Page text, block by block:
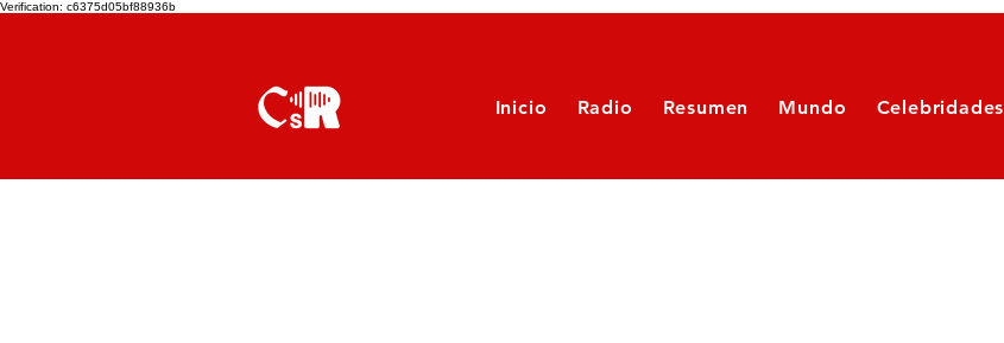
Verification: c6375d05bf88936b
Inicio Radio Resumen Mundo Celebridades